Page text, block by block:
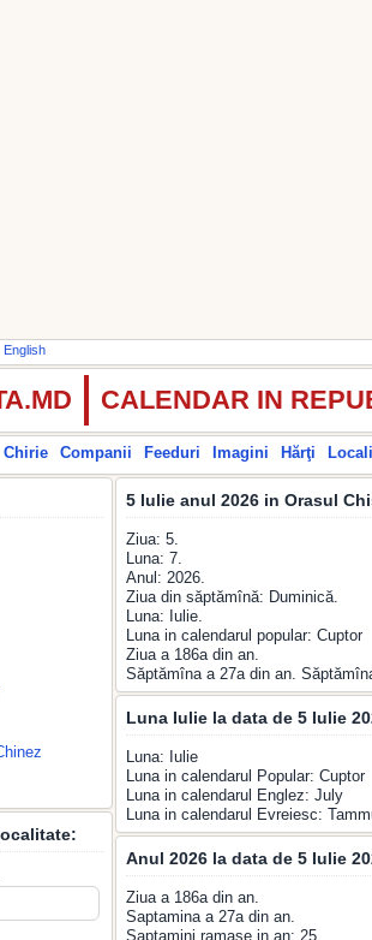
English
CALENDAR IN
Chirie Companii Feeduri Imagini Hărţi
5 Iulie anul 2026 in Orasul
Ziua: 5.
Luna: 7.
Anul: 2026.
Ziua din săptămînă: Duminică.
Luna: Iulie.
Luna in calendarul popular: Cuptor
Ziua a 186a din an.
Săptămîna a 27a din an.
Luna Iulie la data de 5 Iulie
Luna: Iulie
Luna in calendarul Popular: Cuptor
Luna in calendarul Englez: July
Luna in calendarul Evreiesc:
Anul 2026 la data de 5 Iulie
Ziua a 186a din an.
Saptamina a 27a din an.
Saptamini ramase in an: 25.